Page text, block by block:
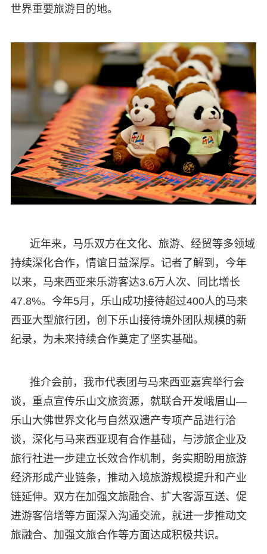
世界重要旅游目的地。
近年来，马乐双方在文化、旅游、经贸等多领域
持续深化合作，情谊日益深厚。记者了解到，今年
以来，马来西亚来乐游客达3.6万人次、同比增长
47.8%。今年5月，乐山成功接待超过400人的马来
西亚大型旅行团，创下乐山接待境外团队规模的新
纪录，为未来持续合作奠定了坚实基础。
推介会前，我市代表团与马来西亚嘉宾举行会
谈，重点宣传乐山文旅资源，就联合开发峨眉山—
乐山大佛世界文化与自然双遗产专项产品进行洽
谈，深化与马来西亚现有合作基础，与涉旅企业及
旅行社进一步建立长效合作机制，务实期盼用旅游
经济形成产业链条，推动入境旅游规模提升和产业
链延伸。双方在加强文旅融合、扩大客源互送、促
进游客倍增等方面深入沟通交流，就进一步推动文
旅融合、加强文旅合作等方面达成积极共识。